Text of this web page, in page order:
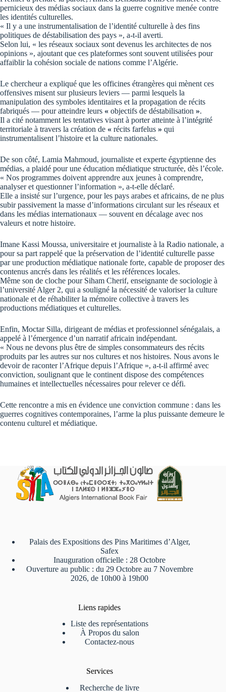
pernicieux des médias sociaux dans la guerre cognitive menée contre
les identités culturelles.
« Il y a une instrumentalisation de l’identité culturelle à des fins
politiques de déstabilisation des pays », a-t-il averti.
Selon lui, « les réseaux sociaux sont devenus les architectes de nos
opinions », ajoutant que ces plateformes sont souvent utilisées pour
affaiblir la cohésion sociale de nations comme l’Algérie.
Le chercheur a expliqué que les officines étrangères qui mènent ces
offensives misent sur plusieurs leviers — parmi lesquels la
manipulation des symboles identitaires et la propagation de récits
fabriqués — pour atteindre leurs « objectifs de déstabilisation ».
Il a cité notamment les tentatives visant à porter atteinte à l’intégrité
territoriale à travers la création de « récits farfelus » qui
instrumentalisent l’histoire et la culture nationales.
De son côté, Lamia Mahmoud, journaliste et experte égyptienne des
médias, a plaidé pour une éducation médiatique structurée, dès l’école.
« Nos programmes doivent apprendre aux jeunes à comprendre,
analyser et questionner l’information », a-t-elle déclaré.
Elle a insisté sur l’urgence, pour les pays arabes et africains, de ne plus
subir passivement la masse d’informations circulant sur les réseaux et
dans les médias internationaux — souvent en décalage avec nos
valeurs et notre histoire.
Imane Kassi Moussa, universitaire et journaliste à la Radio nationale, a
pour sa part rappelé que la préservation de l’identité culturelle passe
par une production médiatique nationale forte, capable de proposer des
contenus ancrés dans les réalités et les références locales.
Même son de cloche pour Siham Cherif, enseignante de sociologie à
l’université Alger 2, qui a souligné la nécessité de valoriser la culture
nationale et de réhabiliter la mémoire collective à travers les
productions médiatiques et culturelles.
Enfin, Moctar Silla, dirigeant de médias et professionnel sénégalais, a
appelé à l’émergence d’un narratif africain indépendant.
« Nous ne devons plus être de simples consommateurs des récits
produits par les autres sur nos cultures et nos histoires. Nous avons le
devoir de raconter l’Afrique depuis l’Afrique », a-t-il affirmé avec
conviction, soulignant que le continent dispose des compétences
humaines et intellectuelles nécessaires pour relever ce défi.
Cette rencontre a mis en évidence une conviction commune : dans les
guerres cognitives contemporaines, l’arme la plus puissante demeure le
contenu culturel et médiatique.
Palais des Expositions des Pins Maritimes d’Alger,
Safex
Inauguration officielle : 28 Octobre
Ouverture au public : du 29 Octobre au 7 Novembre
2026, de 10h00 à 19h00
Liens rapides
Liste des représentations
À Propos du salon
Contactez-nous
Services
Recherche de livre